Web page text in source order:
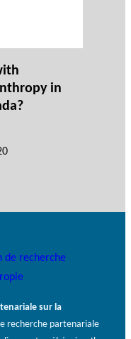
in
sur la
recherche partenariale